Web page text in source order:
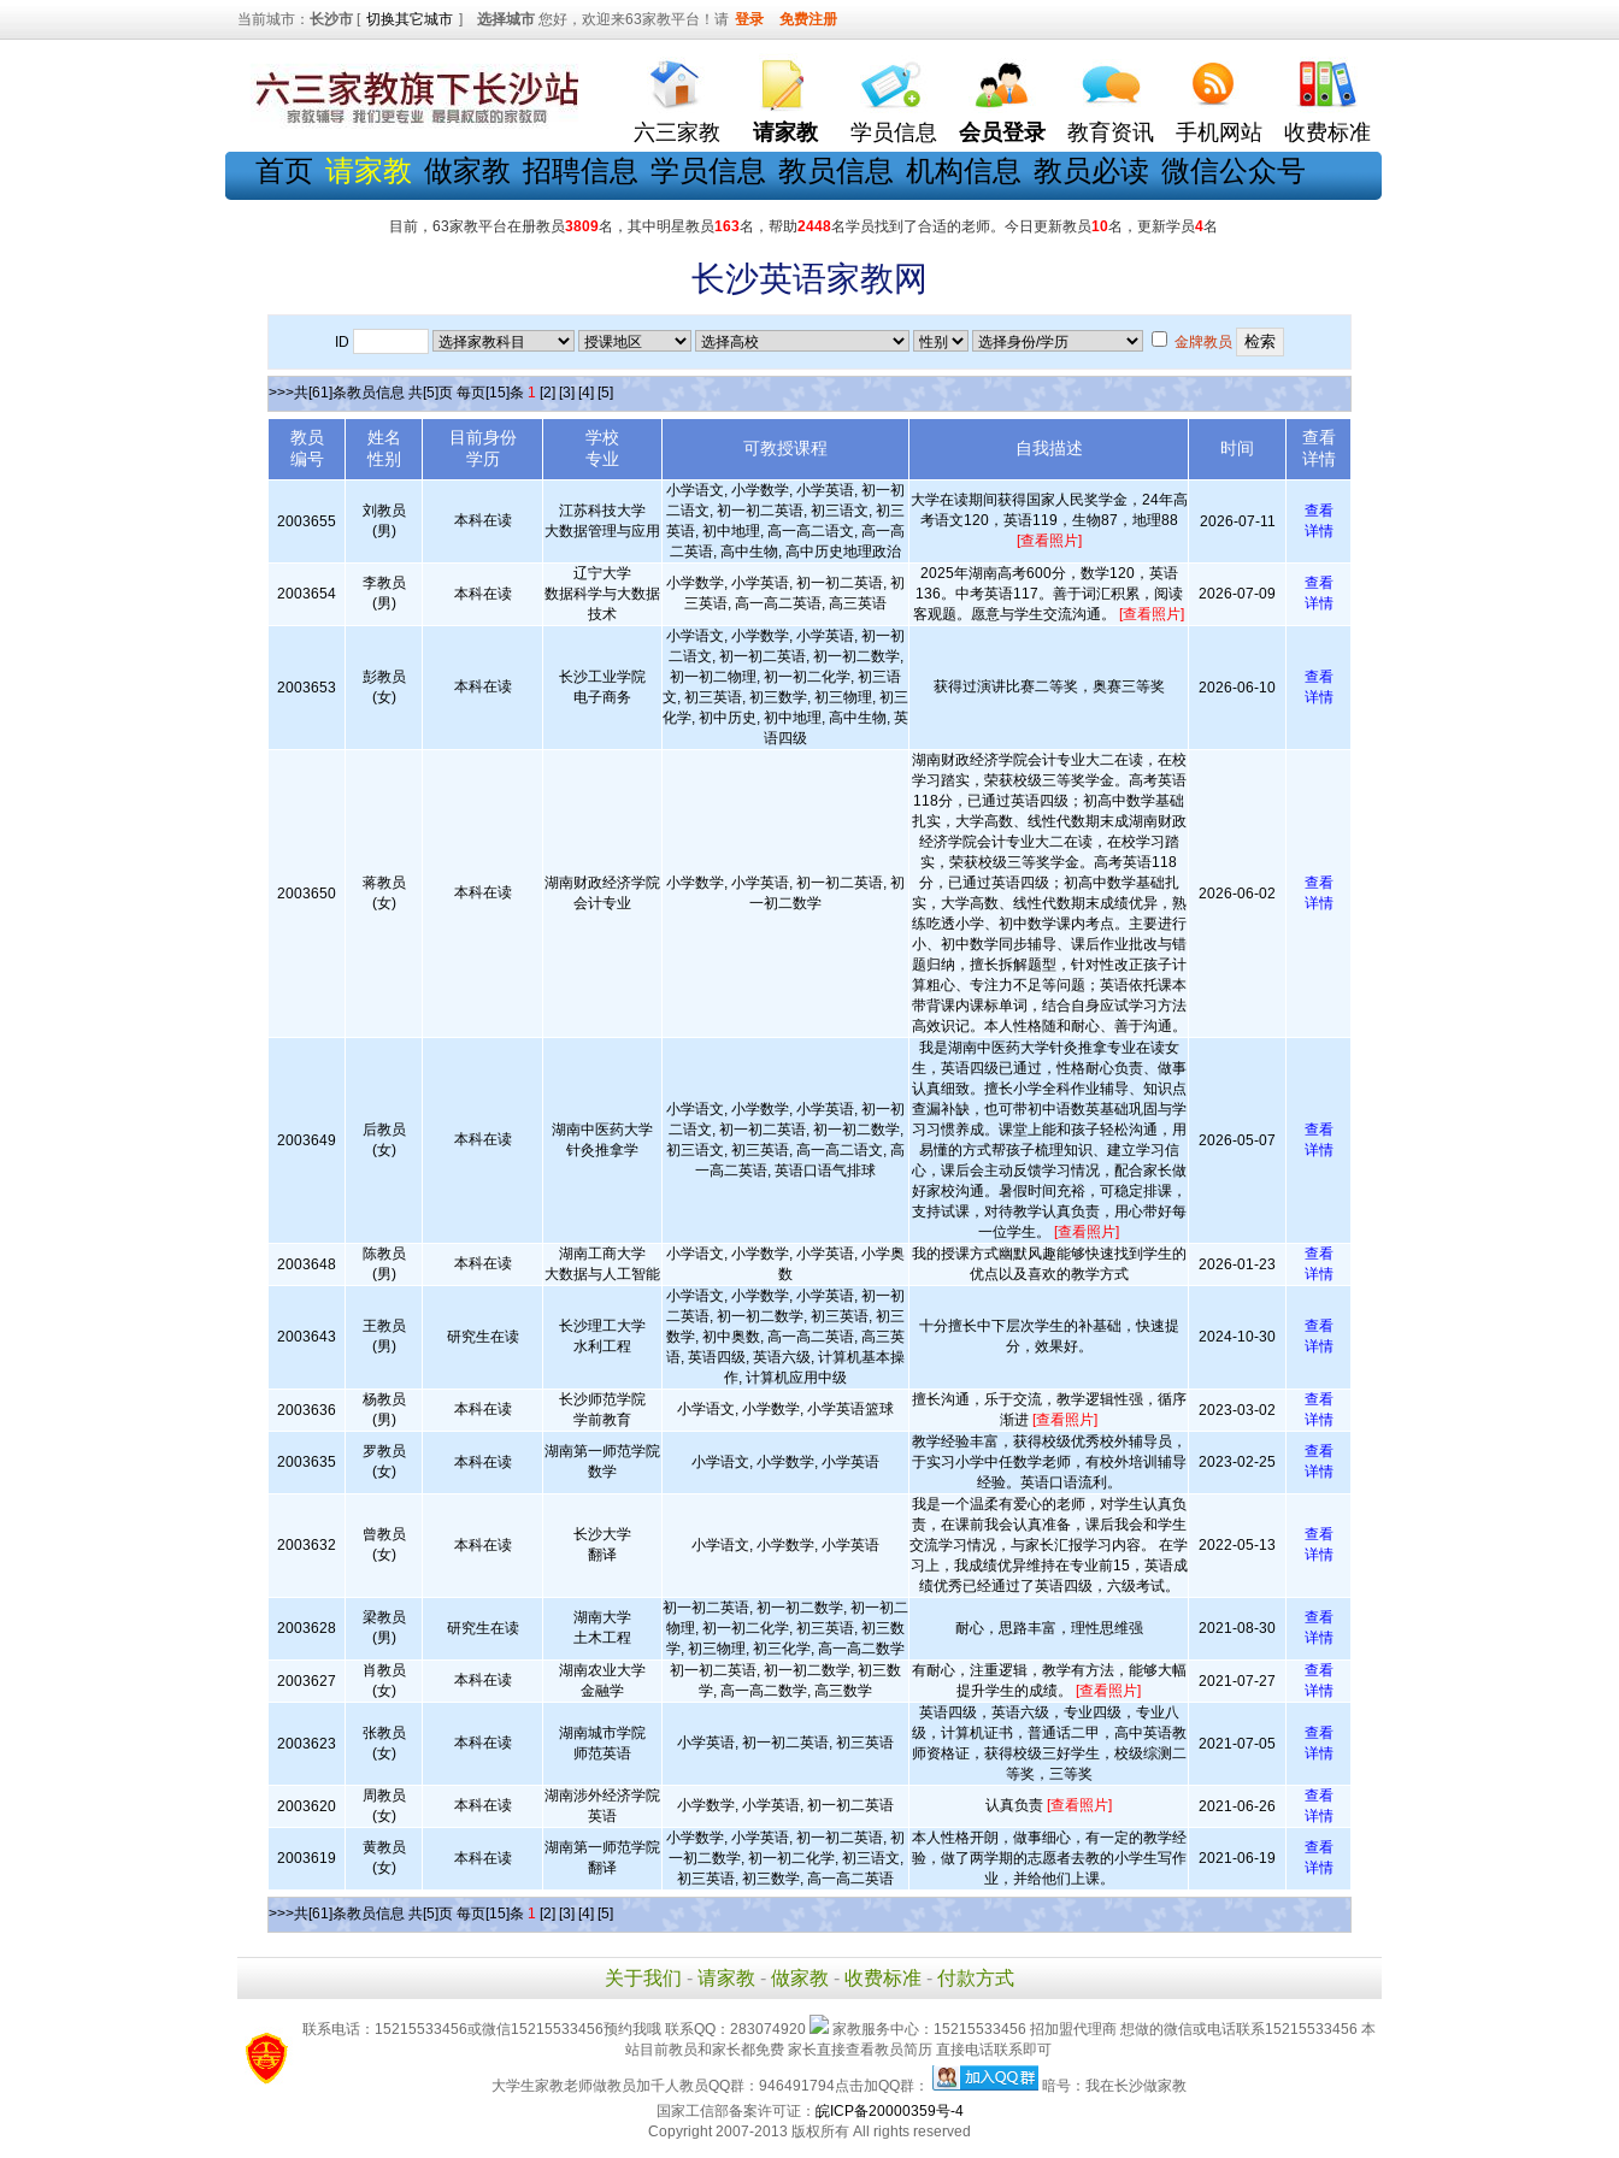
当前城市： 长沙市 [ 切换其它城市 ] 选择城市 您好，欢迎来63家教平台！请 登录 免费注册
六三家教 请家教 学员信息 会员登录 教育资讯 手机网站 收费标准
首页 请家教 做家教 招聘信息 学员信息 教员信息 机构信息 教员必读 微信公众号
目前，63家教平台在册教员3809名，其中明星教员163名，帮助2448名学员找到了合适的老师。今日更新教员10名，更新学员4名
长沙英语家教网
ID 金牌教员
>>>共[61]条教员信息 共[5]页 每页[15]条 1 [2] [3] [4] [5]
教员
编号
姓名
性别
目前身份
学历
学校
专业
可教授课程 自我描述 时间
查看
详情
2003655
刘教员
(男)
本科在读
江苏科技大学
大数据管理与应用
小学语文, 小学数学, 小学英语, 初一初
二语文, 初一初二英语, 初三语文, 初三
英语, 初中地理, 高一高二语文, 高一高
二英语, 高中生物, 高中历史地理政治
大学在读期间获得国家人民奖学金，24年高
考语文120，英语119，生物87，地理88
[查看照片]
2026-07-11
查看
详情
2003654
李教员
(男)
本科在读
辽宁大学
数据科学与大数据
技术
小学数学, 小学英语, 初一初二英语, 初
三英语, 高一高二英语, 高三英语
2025年湖南高考600分，数学120，英语
136。中考英语117。善于词汇积累，阅读
客观题。愿意与学生交流沟通。 [查看照片]
2026-07-09
查看
详情
2003653
彭教员
(女)
本科在读
长沙工业学院
电子商务
小学语文, 小学数学, 小学英语, 初一初
二语文, 初一初二英语, 初一初二数学,
初一初二物理, 初一初二化学, 初三语
文, 初三英语, 初三数学, 初三物理, 初三
化学, 初中历史, 初中地理, 高中生物, 英
语四级
获得过演讲比赛二等奖，奥赛三等奖 2026-06-10
查看
详情
2003650
蒋教员
(女)
本科在读
湖南财政经济学院
会计专业
小学数学, 小学英语, 初一初二英语, 初
一初二数学
湖南财政经济学院会计专业大二在读，在校
学习踏实，荣获校级三等奖学金。高考英语
118分，已通过英语四级；初高中数学基础
扎实，大学高数、线性代数期末成湖南财政
经济学院会计专业大二在读，在校学习踏
实，荣获校级三等奖学金。高考英语118
分，已通过英语四级；初高中数学基础扎
实，大学高数、线性代数期末成绩优异，熟
练吃透小学、初中数学课内考点。主要进行
小、初中数学同步辅导、课后作业批改与错
题归纳，擅长拆解题型，针对性改正孩子计
算粗心、专注力不足等问题；英语依托课本
带背课内课标单词，结合自身应试学习方法
高效识记。本人性格随和耐心、善于沟通。
2026-06-02
查看
详情
2003649
后教员
(女)
本科在读
湖南中医药大学
针灸推拿学
小学语文, 小学数学, 小学英语, 初一初
二语文, 初一初二英语, 初一初二数学,
初三语文, 初三英语, 高一高二语文, 高
一高二英语, 英语口语气排球
我是湖南中医药大学针灸推拿专业在读女
生，英语四级已通过，性格耐心负责、做事
认真细致。擅长小学全科作业辅导、知识点
查漏补缺，也可带初中语数英基础巩固与学
习习惯养成。课堂上能和孩子轻松沟通，用
易懂的方式帮孩子梳理知识、建立学习信
心，课后会主动反馈学习情况，配合家长做
好家校沟通。暑假时间充裕，可稳定排课，
支持试课，对待教学认真负责，用心带好每
一位学生。 [查看照片]
2026-05-07
查看
详情
2003648
陈教员
(男)
本科在读
湖南工商大学
大数据与人工智能
小学语文, 小学数学, 小学英语, 小学奥
数
我的授课方式幽默风趣能够快速找到学生的
优点以及喜欢的教学方式
2026-01-23
查看
详情
2003643
王教员
(男)
研究生在读
长沙理工大学
水利工程
小学语文, 小学数学, 小学英语, 初一初
二英语, 初一初二数学, 初三英语, 初三
数学, 初中奥数, 高一高二英语, 高三英
语, 英语四级, 英语六级, 计算机基本操
作, 计算机应用中级
十分擅长中下层次学生的补基础，快速提
分，效果好。
2024-10-30
查看
详情
2003636
杨教员
(男)
本科在读
长沙师范学院
学前教育
小学语文, 小学数学, 小学英语篮球
擅长沟通，乐于交流，教学逻辑性强，循序
渐进 [查看照片]
2023-03-02
查看
详情
2003635
罗教员
(女)
本科在读
湖南第一师范学院
数学
小学语文, 小学数学, 小学英语
教学经验丰富，获得校级优秀校外辅导员，
于实习小学中任数学老师，有校外培训辅导
经验。英语口语流利。
2023-02-25
查看
详情
2003632
曾教员
(女)
本科在读
长沙大学
翻译
小学语文, 小学数学, 小学英语
我是一个温柔有爱心的老师，对学生认真负
责，在课前我会认真准备，课后我会和学生
交流学习情况，与家长汇报学习内容。 在学
习上，我成绩优异维持在专业前15，英语成
绩优秀已经通过了英语四级，六级考试。
2022-05-13
查看
详情
2003628
梁教员
(男)
研究生在读
湖南大学
土木工程
初一初二英语, 初一初二数学, 初一初二
物理, 初一初二化学, 初三英语, 初三数
学, 初三物理, 初三化学, 高一高二数学
耐心，思路丰富，理性思维强 2021-08-30
查看
详情
2003627
肖教员
(女)
本科在读
湖南农业大学
金融学
初一初二英语, 初一初二数学, 初三数
学, 高一高二数学, 高三数学
有耐心，注重逻辑，教学有方法，能够大幅
提升学生的成绩。 [查看照片]
2021-07-27
查看
详情
2003623
张教员
(女)
本科在读
湖南城市学院
师范英语
小学英语, 初一初二英语, 初三英语
英语四级，英语六级，专业四级，专业八
级，计算机证书，普通话二甲，高中英语教
师资格证，获得校级三好学生，校级综测二
等奖，三等奖
2021-07-05
查看
详情
2003620
周教员
(女)
本科在读
湖南涉外经济学院
英语
小学数学, 小学英语, 初一初二英语 认真负责 [查看照片] 2021-06-26
查看
详情
2003619
黄教员
(女)
本科在读
湖南第一师范学院
翻译
小学数学, 小学英语, 初一初二英语, 初
一初二数学, 初一初二化学, 初三语文,
初三英语, 初三数学, 高一高二英语
本人性格开朗，做事细心，有一定的教学经
验，做了两学期的志愿者去教的小学生写作
业，并给他们上课。
2021-06-19
查看
详情
>>>共[61]条教员信息 共[5]页 每页[15]条 1 [2] [3] [4] [5]
关于我们 - 请家教 - 做家教 - 收费标准 - 付款方式
联系电话：15215533456或微信15215533456预约我哦 联系QQ：283074920
家教服务中心：15215533456 招加盟代理商 想做的微信或电话联系15215533456 本
站目前教员和家长都免费 家长直接查看教员简历 直接电话联系即可
大学生家教老师做教员加千人教员QQ群：946491794点击加QQ群：
暗号：我在长沙做家教
国家工信部备案许可证： 皖ICP备20000359号-4
Copyright 2007-2013 版权所有 All rights reserved